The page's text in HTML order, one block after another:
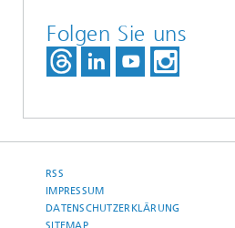
Folgen Sie uns
RSS
IMPRESSUM
DATENSCHUTZERKLÄRUNG
SITEMAP